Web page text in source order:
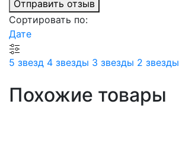
Отправить отзыв
Сортировать по:
Дате
5 звезд 4 звезды 3 звезды 2 звезды
Похожие товары